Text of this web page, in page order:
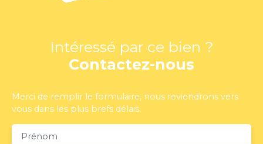
Intéressé par ce bien ?
Contactez-nous
Merci de remplir le formulaire, nous reviendrons vers
vous dans les plus brefs délais.
Prénom